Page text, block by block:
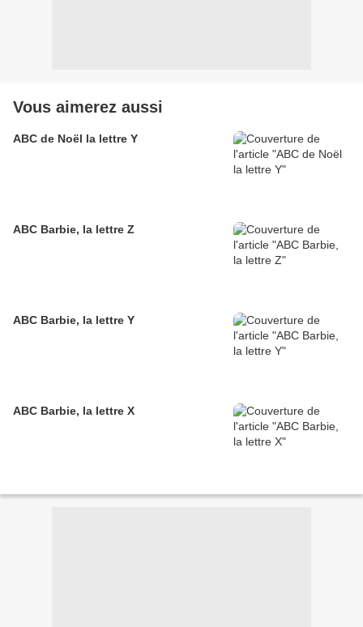
Vous aimerez aussi
ABC de Noël la lettre Y
ABC Barbie, la lettre Z
ABC Barbie, la lettre Y
ABC Barbie, la lettre X